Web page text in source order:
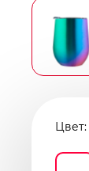
Цвет: